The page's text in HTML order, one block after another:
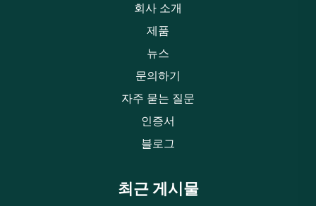
회사 소개
제품
뉴스
문의하기
자주 묻는 질문
인증서
블로그
최근 게시물